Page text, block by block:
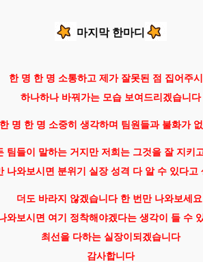
마지막 한마디
한 명 한 명 소통하고 제가 잘못된 점 집어주
하나하나 바꿔가는 모습 보여드리겠습니다
명 한 명 소중히 생각하며 팀원들과 불화가
팀들이 말하는 거지만 저희는 그것을 잘 지키
나와보시면 분위기 실장 성격 다 알 수 있다고
더도 바라지 않겠습니다 한 번만 나와보세
와보시면 여기 정착해야겠다는 생각이 들 수
최선을 다하는 실장이되겠습니다
감사합니다